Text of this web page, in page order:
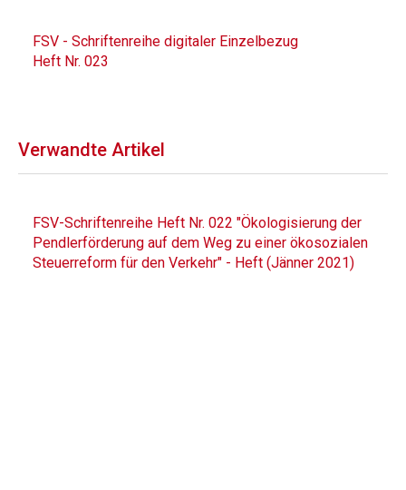
FSV - Schriftenreihe digitaler Einzelbezug
Heft Nr. 023
Verwandte Artikel
FSV-Schriftenreihe Heft Nr. 022 "Ökologisierung der
Pendlerförderung auf dem Weg zu einer ökosozialen
Steuerreform für den Verkehr" - Heft (Jänner 2021)